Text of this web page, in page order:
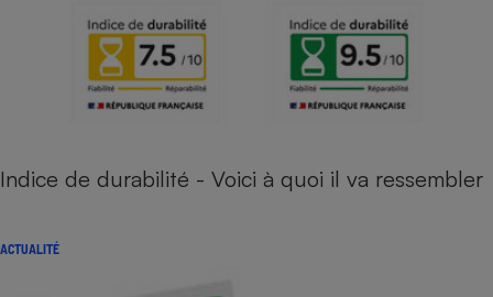
Indice de durabilité - Voici à quoi il va ressembler
ACTUALITÉ